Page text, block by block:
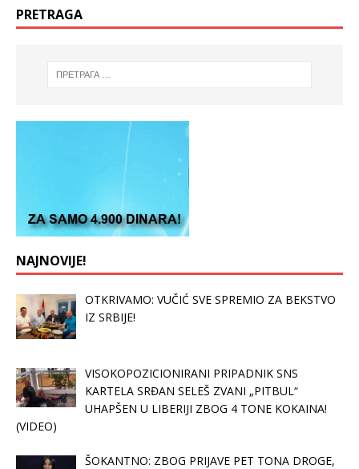
PRETRAGA
NAJNOVIJE!
OTKRIVAMO: VUČIĆ SVE SPREMIO ZA BEKSTVO
IZ SRBIJE!
VISOKOPOZICIONIRANI PRIPADNIK SNS
KARTELA SRĐAN SELEŠ ZVANI „PITBUL“
UHAPŠEN U LIBERIJI ZBOG 4 TONE KOKAINA!
(VIDEO)
ŠOKANTNO: ZBOG PRIJAVE PET TONA DROGE,